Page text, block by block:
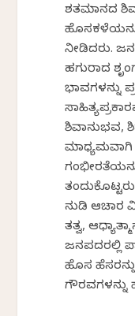
ಶತಮಾನದ
ನೀಡಿದರು.
ಹಗುರಾದ
ಭಾವಗಳನ್ನು
ಶಿವಾನುಭವ,
ಮಾಧ್ಯಮವಾಗಿ
ನುಡಿ ಆಚಾರ
ತತ್ವ,
ಜನಪದರಲ್ಲಿ
ಹೊಸ
ಗೌರವಗಳನ್ನು